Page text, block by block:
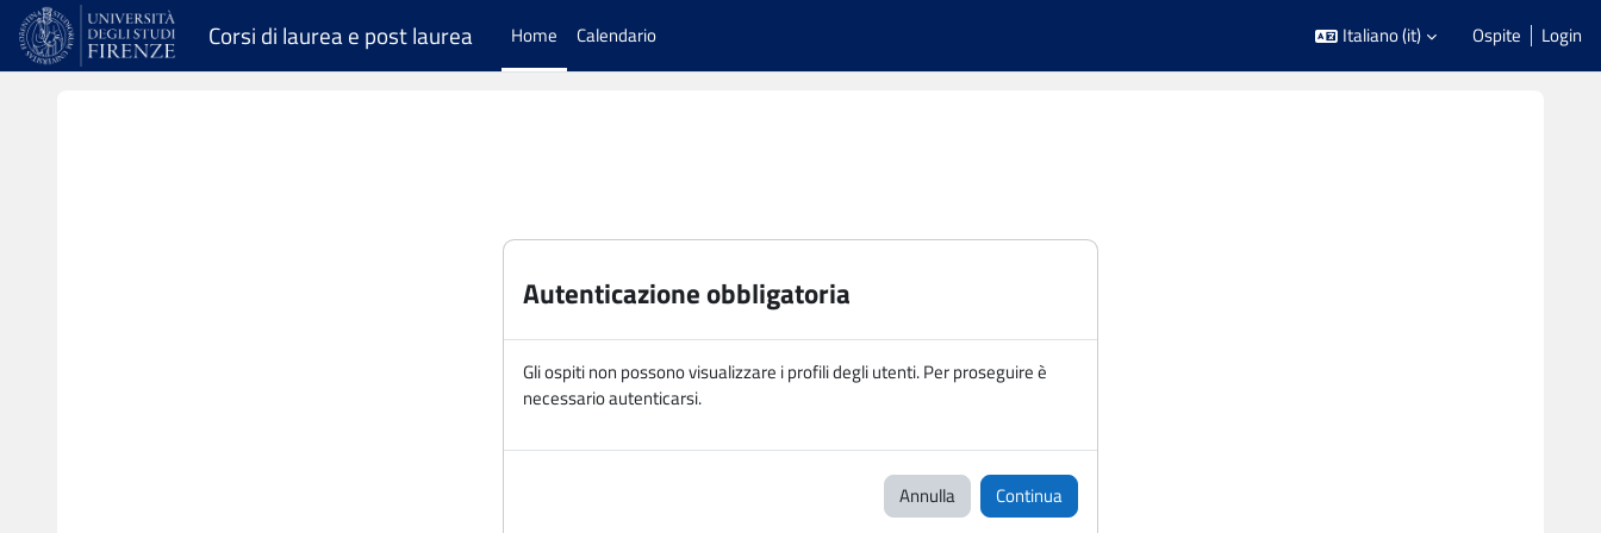
Vai al contenuto principale
Corsi di laurea e post laurea Home Calendario Italiano ‎(it)‎ Ospite Login
Autenticazione obbligatoria
Gli ospiti non possono visualizzare i profili degli utenti. Per proseguire è
necessario autenticarsi.
Annulla Continua